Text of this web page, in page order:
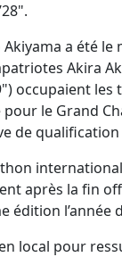
a été le
Akira
occupaient
pour le Grand
de
après la fin
édition
local pour